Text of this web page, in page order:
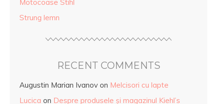
Motocoase Stihl
Strung lemn
RECENT COMMENTS
Augustin Marian Ivanov on Melcisori cu lapte
Lucica on Despre produsele și magazinul Kiehl’s